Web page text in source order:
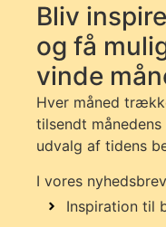
Bliv
og få
vinde
Hver måned
tilsendt
udvalg af tidens
I vores
Inspiration til